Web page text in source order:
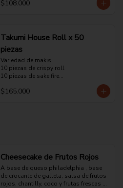
5 piezas de tuna tataki
$108.000
Takumi House Roll x 50
piezas
Variedad de makis:
10 piezas de crispy roll
10 piezas de sake fire
10 piezas de tuna tataki
$165.000
Cheesecake de Frutos Rojos
A base de queso philadelphia , base
de crocante de galleta, salsa de frutos
rojos, chantilly, coco y frutas frescas